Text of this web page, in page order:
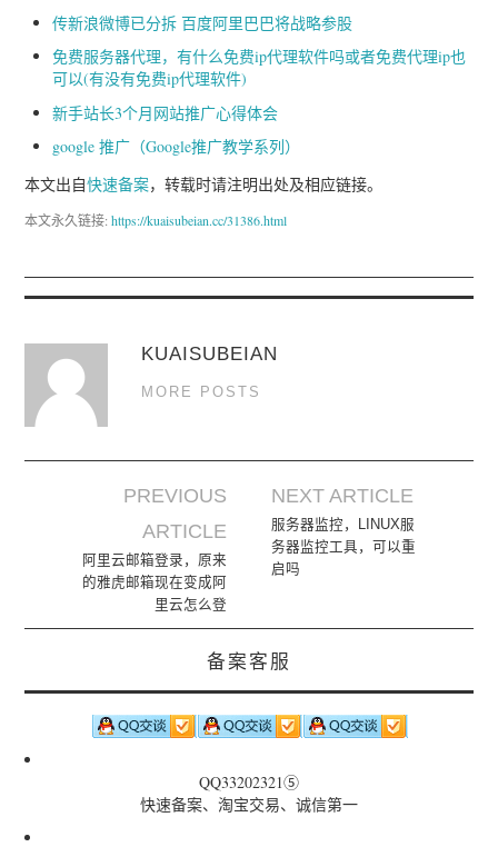
传新浪微博已分拆 百度阿里巴巴将战略参股
免费服务器代理，有什么免费ip代理软件吗或者免费代理ip也
可以(有没有免费ip代理软件)
新手站长3个月网站推广心得体会
google 推广（Google推广教学系列）
本文出自快速备案，转载时请注明出处及相应链接。
本文永久链接:https://kuaisubeian.cc/31386.html
KUAISUBEIAN
MORE POSTS
Post navigation
PREVIOUS
ARTICLE
阿里云邮箱登录，原来
的雅虎邮箱现在变成阿
里云怎么登
NEXT ARTICLE
服务器监控，LINUX服
务器监控工具，可以重
启吗
备案客服
QQ33202321⑤
快速备案、淘宝交易、诚信第一